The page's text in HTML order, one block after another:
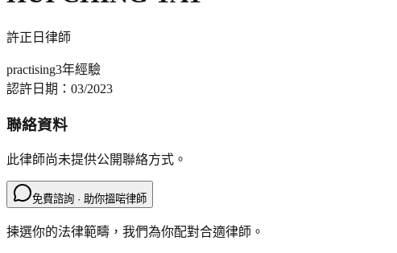
許正日 律師
practising3年經驗
認許日期： 03/2023
聯絡資料
此律師尚未提供公開聯絡方式。
免費諮詢 · 助你搵啱律師
揀選你的法律範疇，我們為你配對合適律師。